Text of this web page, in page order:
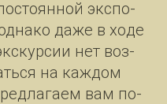
экс­по­
да­же в хо­де
нет воз­
на каж­дом
вам по­